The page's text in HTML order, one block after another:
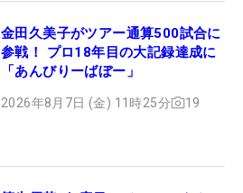
金田久美子がツアー通算500試合に
参戦！ プロ18年目の大記録達成に
「あんびりーばぼー」
2026年8月7日 (金) 11時25分 19